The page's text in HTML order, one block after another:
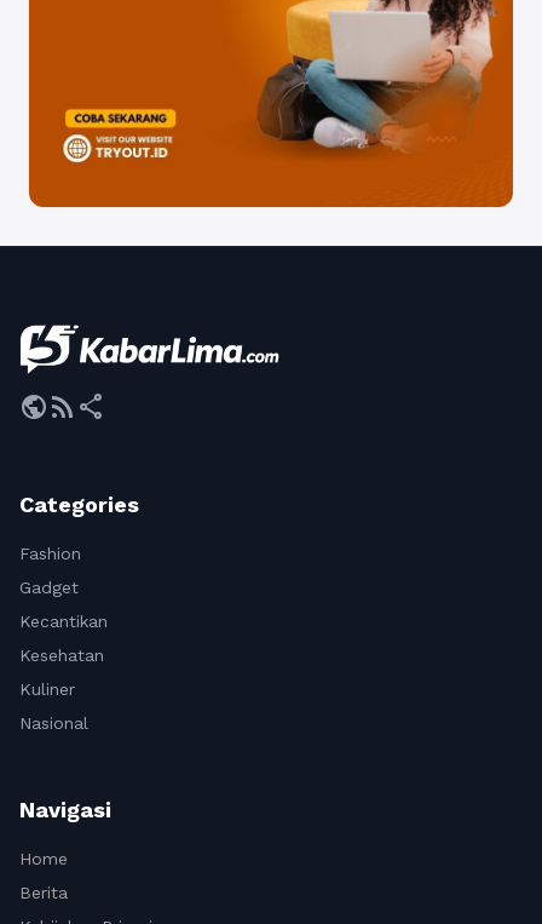
publicrss_feed share
Categories
Fashion
Gadget
Kecantikan
Kesehatan
Kuliner
Nasional
Navigasi
Home
Berita